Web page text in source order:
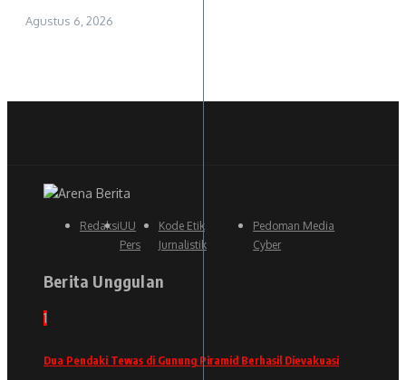
Agustus 6, 2026
RedaksiUU
Pers
Kode Etik
Jurnalistik
Pedoman Media
Cyber
Berita Unggulan
1
Dua Pendaki Tewas di Gunung Piramid Berhasil Dievakuasi